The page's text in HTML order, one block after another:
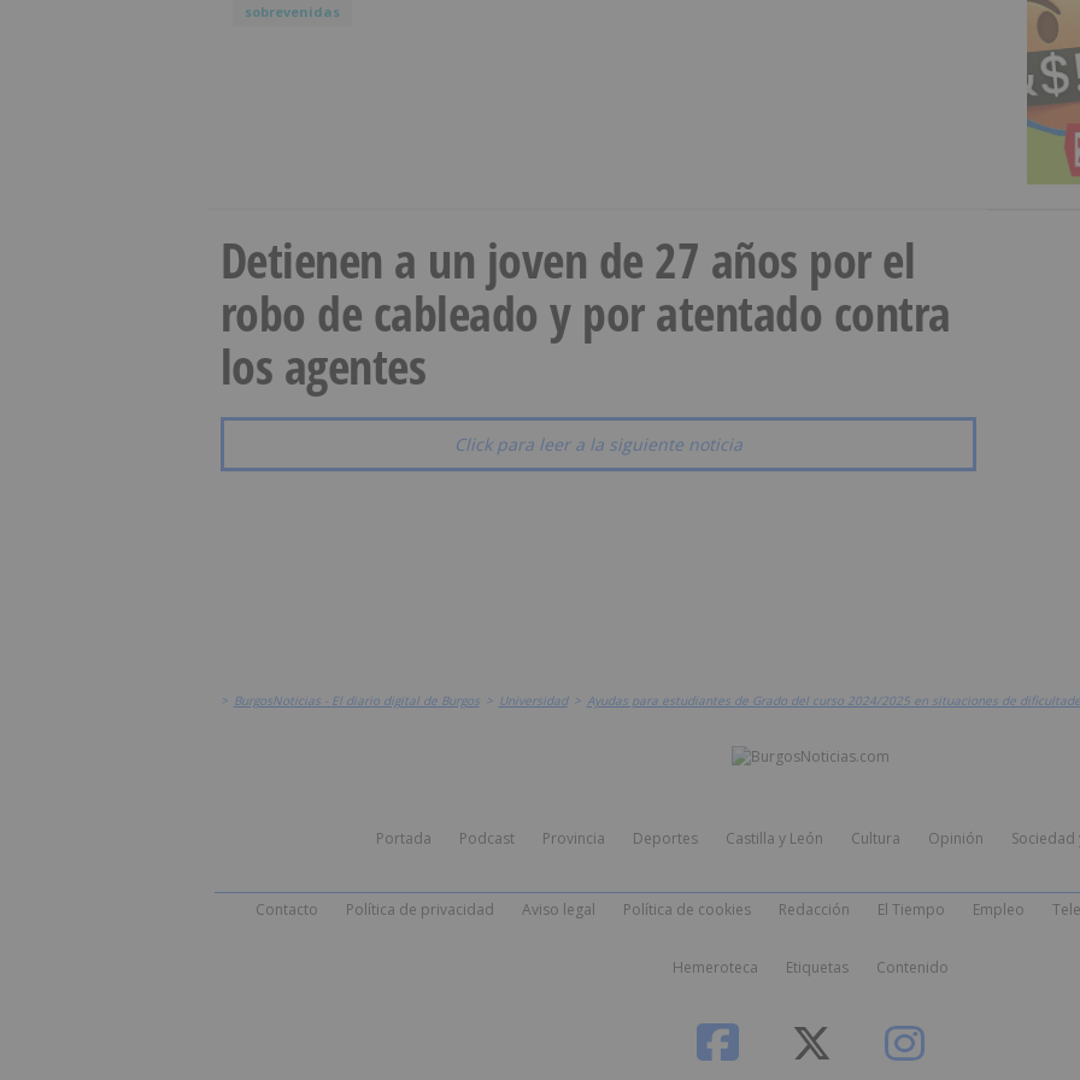
sobrevenidas
Detienen a un joven de 27 años por el
robo de cableado y por atentado contra
los agentes
Click para leer a la siguiente noticia
> BurgosNoticias - El diario digital de Burgos > Universidad > Ayudas para estudiantes de Grado del curso 2024/2025 en situaciones de
Portada Podcast Provincia Deportes Castilla y León Cultura Opinión Sociedad
Contacto Política de privacidad Aviso legal Política de cookies Redacción El Tiempo Empleo
Hemeroteca Etiquetas Contenido